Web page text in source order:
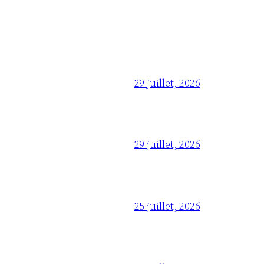
29 juillet, 2026
29 juillet, 2026
25 juillet, 2026